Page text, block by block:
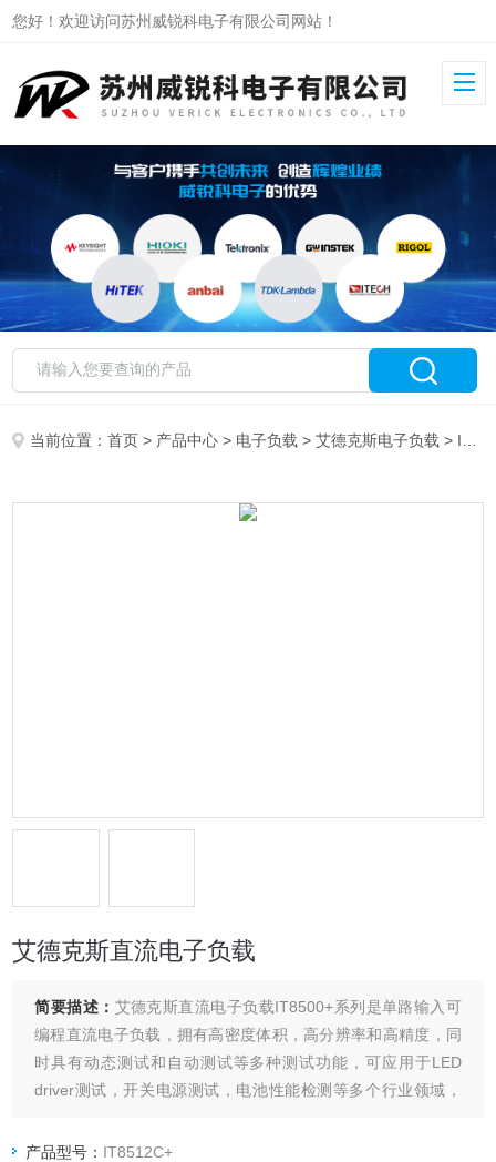
您好！欢迎访问苏州威锐科电子有限公司网站！
当前位置：首页 > 产品中心 > 电子负载 >艾德克斯电子负载 > IT8512C+艾德克斯直流电子负载
艾德克斯直流电子负载
简要描述： 艾德克斯直流电子负载IT8500+系列是单路输入可
编程直流电子负载，拥有高密度体积，高分辨率和高精度，同
时具有动态测试和自动测试等多种测试功能，可应用于LED
driver测试，开关电源测试，电池性能检测等多个行业领域，
于多个行业。
产品型号： IT8512C+